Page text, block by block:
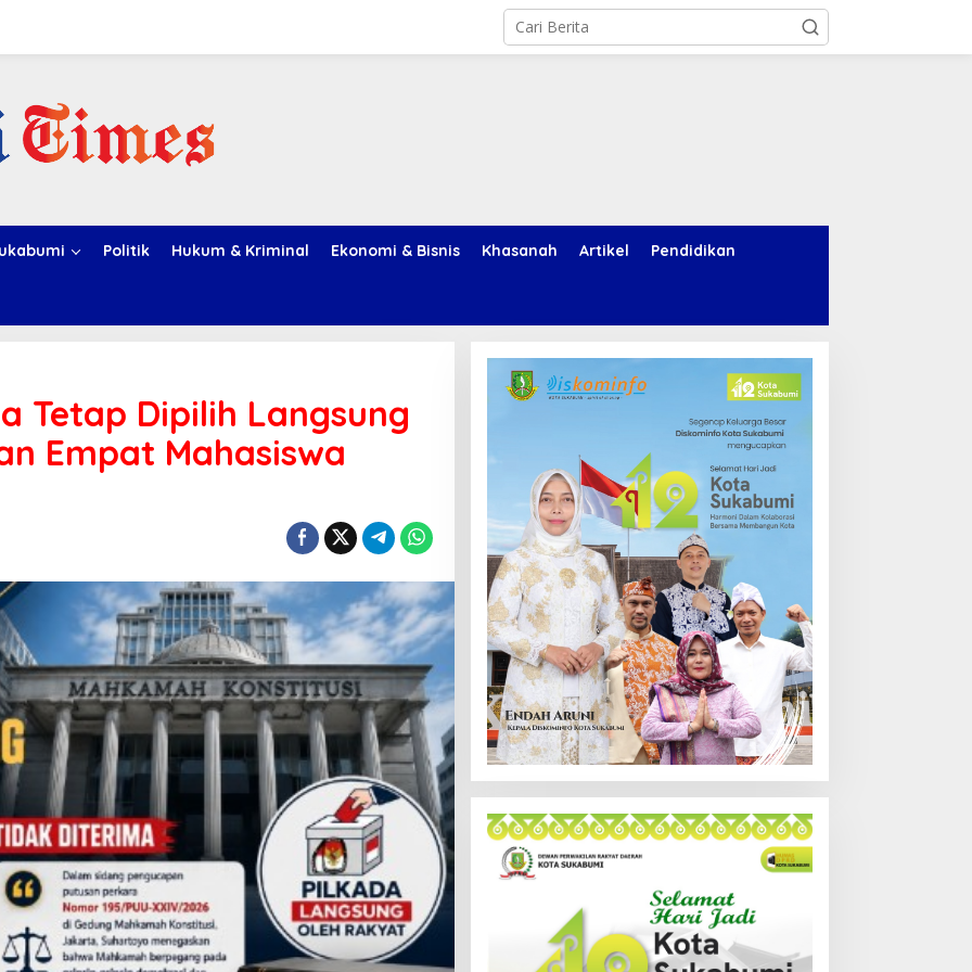
Politik Hukum & Kriminal Ekonomi & Bisnis Khasanah Artikel Pendidikan
Tetap Dipilih Langsung
Empat Mahasiswa